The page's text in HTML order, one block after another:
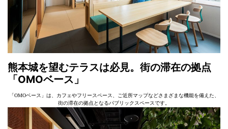
熊本城を望むテラスは必見。街の滞在の拠点
「OMOベース」
「OMOベース」は、カフェやフリースペース、ご近所マップなどさまざまな機能を備えた、
街の滞在の拠点となるパブリックスペースです。